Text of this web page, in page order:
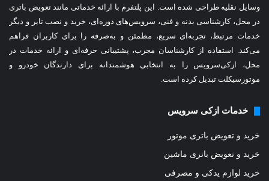
د
ک
ن
د
وسایل نقلیه طراحی شده است. این پلتفرم با ارائه خدماتی مانند تعویض باتری
در محل، کارشناسی بدنه و فنی، سرویس‌های دوره‌ای، خرید و نصب تایر و دیگر
خدمات مرتبط، تجربه‌ای سریع، مطمئن و به‌صرفه را برایکاربران فراهم
می‌کند. استفاده از کارشناسان مجرب، پشتیبانی حرفه‌ای و ارائه خدمات در
محل، ازکی‌سرویس را به انتخابی هوشمندانه برای دارندگان خودرو و
موتورسیکلت تبدیل کرده است.
خدمات ازکی سرویس
خرید و تعویض باتری موتور
خرید و تعویض باتری ماشین
خرید لوازم یدکی و مصرفی